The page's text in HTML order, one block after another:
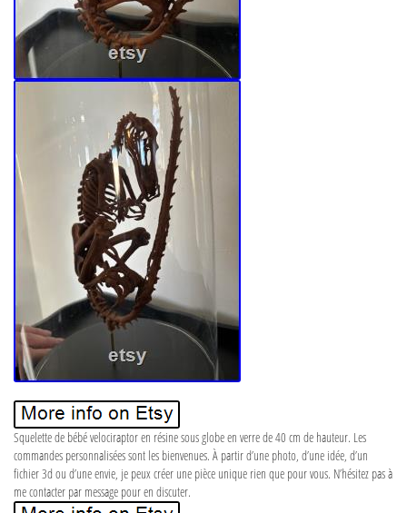
Squelette de bébé velociraptor en résine sous globe en verre de 40 cm de hauteur. Les
commandes personnalisées sont les bienvenues. À partir d’une photo, d’une idée, d’un
fichier 3d ou d’une envie, je peux créer une pièce unique rien que pour vous. N’hésitez pas à
me contacter par message pour en discuter.